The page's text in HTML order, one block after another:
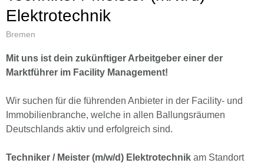
Elektrotechnik
Bremen
Mit uns ist dein zukünftiger Arbeitgeber einer der
Marktführer im Facility Management!
Wir suchen für die führenden Anbieter in der Facility- und
Immobilienbranche, welche in allen Ballungsräumen
Deutschlands aktiv und erfolgreich sind.
Techniker / Meister (m/w/d) Elektrotechnik am Standort